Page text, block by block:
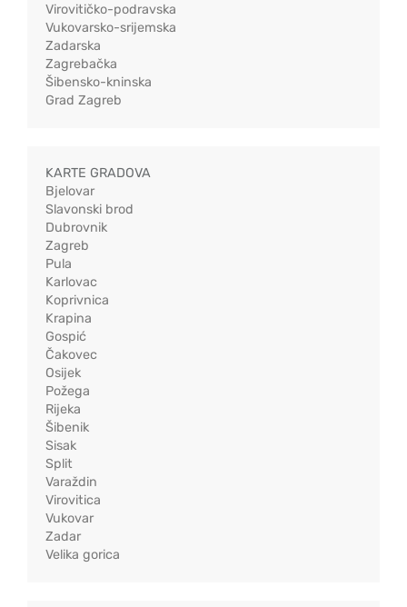
Virovitičko-podravska
Vukovarsko-srijemska
Zadarska
Zagrebačka
Šibensko-kninska
Grad Zagreb
KARTE GRADOVA
Bjelovar
Slavonski brod
Dubrovnik
Zagreb
Pula
Karlovac
Koprivnica
Krapina
Gospić
Čakovec
Osijek
Požega
Rijeka
Šibenik
Sisak
Split
Varaždin
Virovitica
Vukovar
Zadar
Velika gorica